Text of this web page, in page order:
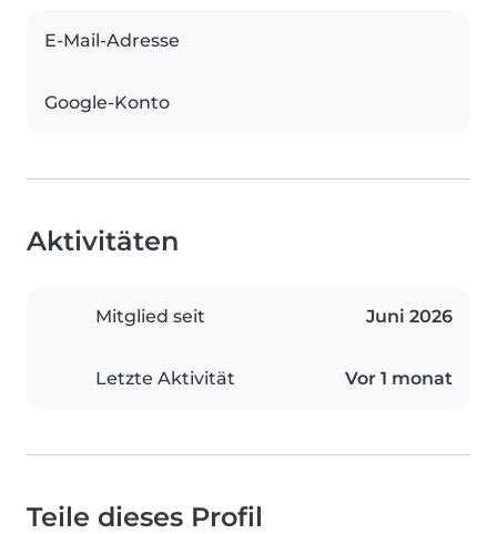
E-Mail-Adresse
Google-Konto
Aktivitäten
Mitglied seit Juni 2026
Letzte Aktivität Vor 1 monat
Teile dieses Profil